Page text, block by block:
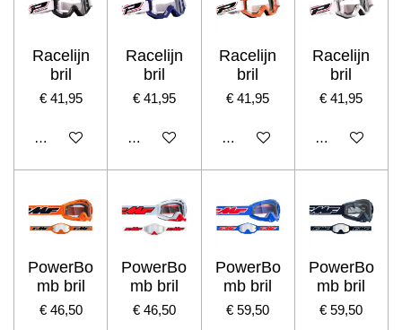
Racelijn
bril
€ 41,95
In winkelwagen
Racelijn
bril
€ 41,95
In winkelwagen
Racelijn
bril
€ 41,95
In winkelwagen
Racelijn
bril
€ 41,95
In
PowerBo
mb bril
€ 46,50
PowerBo
mb bril
€ 46,50
PowerBo
mb bril
€ 59,50
PowerBo
mb bril
€ 59,50